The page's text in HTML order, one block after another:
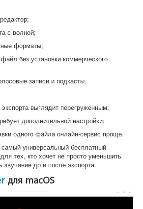
с волной;
форматы;
без установки коммерческого
записи и подкасты.
выглядит перегруженным;
дополнительной настройки;
одного файла онлайн-сервис проще.
универсальный бесплатный
тех, кто хочет не просто уменьшить
звучание до и после экспорта.
для macOS